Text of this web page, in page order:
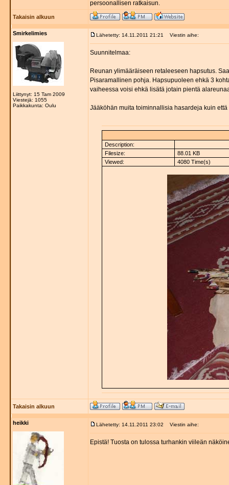
persoonallisen ratkaisun.
Takaisin alkuun
Smirkelimies
Liittynyt: 15 Tam 2009
Viestejä: 1055
Paikkakunta: Oulu
Lähetetty: 14.11.2011 21:21 Viestin aihe:
Suunnitelmaa:
Reunan ylimääräiseen retaleeseen hapsutus.
Pisaramallinen pohja. Hapsupuoleen ehkä 3
vaiheessa voisi ehkä lisätä jotain pientä
Jääköhän muita toiminnallisia hasardeja kuin
Description:
Filesize:
88.01 KB
Viewed:
4080 Time(s)
Takaisin alkuun
heikki Lähetetty: 14.11.2011 23:02 Viestin aihe:
Epistä! Tuosta on tulossa turhankin viileän